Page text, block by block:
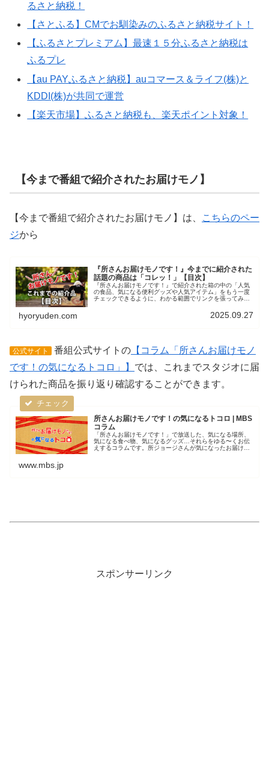
るさと納税！
【さとふる】CMでお馴染みのふるさと納税サイト！
【ふるさとプレミアム】最速１５分ふるさと納税は
ふるプレ
【au PAYふるさと納税】auコマース＆ライフ(株)と
KDDI(株)が共同で運営
【楽天市場】ふるさと納税も、楽天ポイント対象！
【今まで番組で紹介されたお届けモノ】
【今まで番組で紹介されたお届けモノ】は、
こちらのペー
ジから
『所さんお届けモノです！』今までに紹介された
話題の商品は「コレッ！」【目次】
『所さんお届けモノです！』で紹介された箱の中の「人気
の食品、気になる便利グッズや人気アイテム」をもう一度
チェックできるように、わかる範囲でリンクを張ってみま
hyoryuden.com 2025.09.27
公式サイト 番組公式サイトの 【コラム「所さんお届けモノ
です！の気になるトコロ」】 では、これまでスタジオに届
けられた商品を振り返り確認することができます。
所さんお届けモノです！の気になるトコロ | MBS
コラム
「所さんお届けモノです！」で放送した、気になる場所、
気になる食べ物、気になるグッズ…それらをゆる〜くお伝
えするコラムです。所ジョージさんが気になったお届けモ
www.mbs.jp
スポンサーリンク